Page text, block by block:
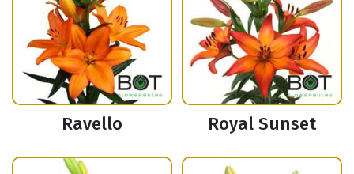
Ravello Royal Sunset